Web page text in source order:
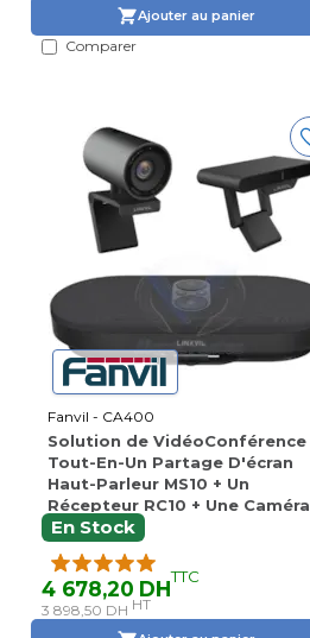
Ajouter au panier
Comparer
Fanvil - CA400
Solution de VidéoConférence
Tout-En-Un Partage D'écran
Haut-Parleur MS10 + Un
Récepteur RC10 + Une Caméra
USB CM70
En Stock
4 678,20 DHTTC
3 898,50 DH HT